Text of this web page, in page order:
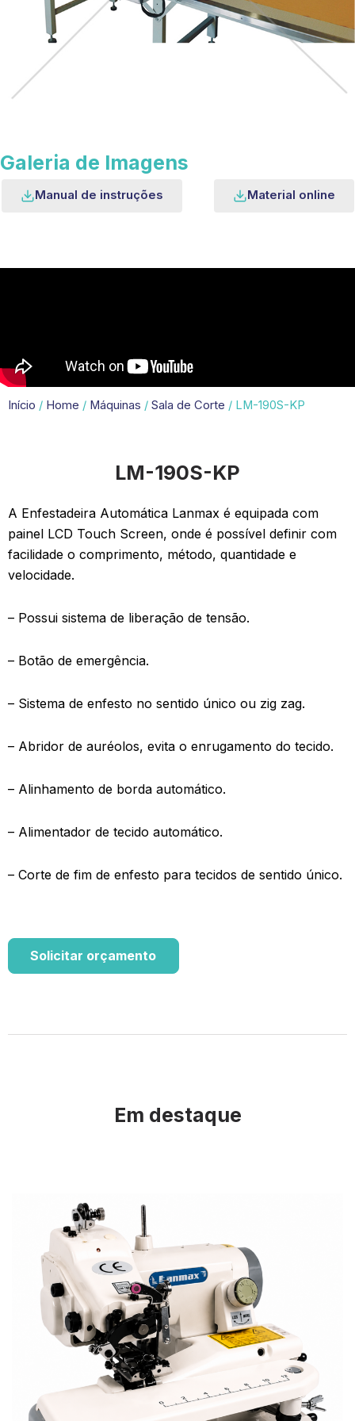
Galeria de Imagens
Manual de instruções Material online
Início / Home / Máquinas / Sala de Corte / LM-190S-KP
LM-190S-KP
A Enfestadeira Automática Lanmax é equipada com
painel LCD Touch Screen, onde é possível definir com
facilidade o comprimento, método, quantidade e
velocidade.
– Possui sistema de liberação de tensão.
– Botão de emergência.
– Sistema de enfesto no sentido único ou zig zag.
– Abridor de auréolos, evita o enrugamento do tecido.
– Alinhamento de borda automático.
– Alimentador de tecido automático.
– Corte de fim de enfesto para tecidos de sentido único.
Solicitar orçamento
Em destaque